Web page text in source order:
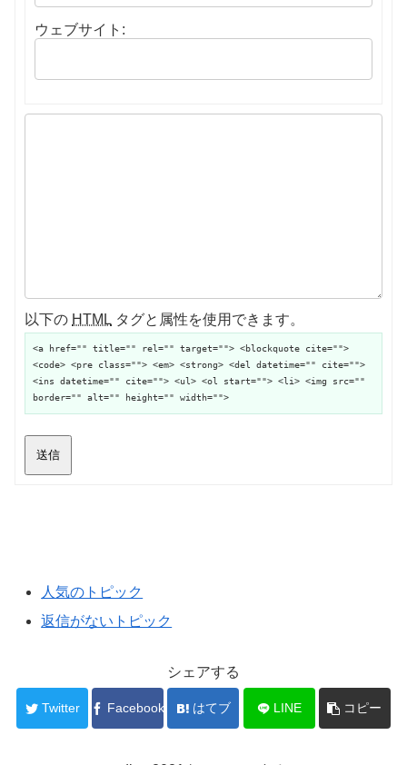
ウェブサイト:
以下の HTML タグと属性を使用できます。
<a href="" title="" rel="" target=""> <blockquote cite="">
<code> <pre class=""> <em> <strong> <del datetime="" cite="">
<ins datetime="" cite=""> <ul> <ol start=""> <li> <img src=""
border="" alt="" height="" width="">
送信
人気のトピック
返信がないトピック
シェアする
Twitter Facebook はてブ LINE コピー